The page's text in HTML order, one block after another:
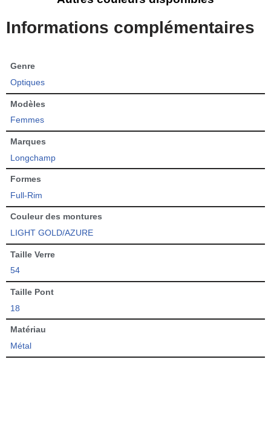
Informations complémentaires
Genre
Optiques
Modèles
Femmes
Marques
Longchamp
Formes
Full-Rim
Couleur des montures
LIGHT GOLD/AZURE
Taille Verre
54
Taille Pont
18
Matériau
Métal